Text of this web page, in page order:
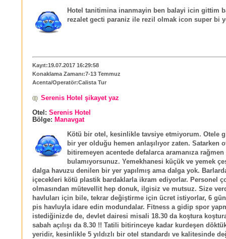
Hotel tanitimina inanmayin ben balayi icin gittim
rezalet gecti paraniz ile rezil olmak icon super bi
Kayıt:19.07.2017 16:29:58
Konaklama Zamanı:7-13 Temmuz
Acenta/Operatör:Calista Tur
Serenis Hotel şikayet yaz
Otel: Serenis Hotel
Bölge: Manavgat
Kötü bir otel, kesinlikle tavsiye etmiyorum. Otele
bir yer olduğu hemen anlaşılıyor zaten. Satarken
bitiremeyen acentede defalarca aramanıza
bulamıyorsunuz. Yemekhanesi küçük ve yemek
dalga havuzu denilen bir yer yapılmış ama dalga yok.
içecekleri kötü plastik bardaklarla ikram ediyorlar. Personel
olmasından mütevellit hep donuk, ilgisiz ve mutsuz. Size
havluları için bile, tekrar değiştirme için ücret istiyorlar, 6
pis havluyla idare edin modundalar. Fitness a gidip spor
istediğinizde de, devlet dairesi misali 18.30 da koştura
sabah açılışı da 8.30 !! Tatili bitirinceye kadar kurdeşen
yeridir, kesinlikle 5 yıldızlı bir otel standardı ve kalitesinde